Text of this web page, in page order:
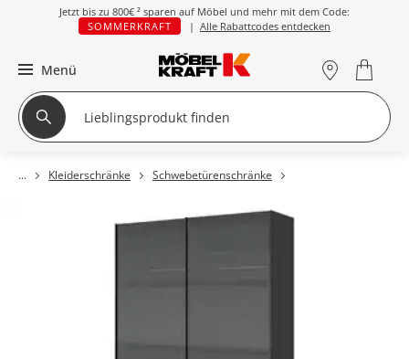
Jetzt bis zu 800€ ² sparen auf Möbel und mehr mit dem Code:
SOMMERKRAFT
| Alle Rabattcodes entdecken
Menü
Kleiderschränke Schwebetürenschränke